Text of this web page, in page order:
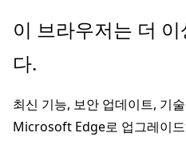
주
콘
츠
로
이 브라우저는 더
다.
최신 기능, 보안 업데이트, 기
Microsoft Edge로 업그레이